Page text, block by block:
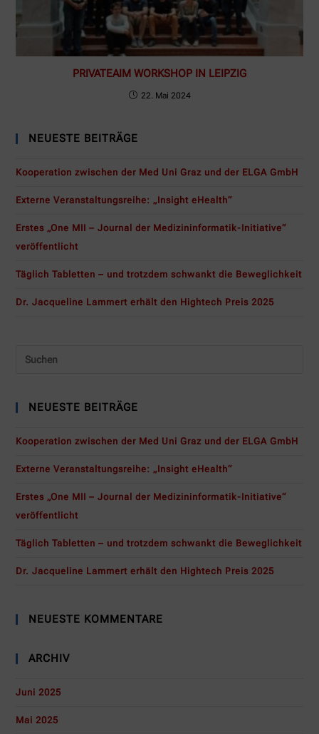
PRIVATEAIM WORKSHOP IN LEIPZIG
22. Mai 2024
NEUESTE BEITRÄGE
Kooperation zwischen der Med Uni Graz und der ELGA GmbH
Externe Veranstaltungsreihe: „Insight eHealth“
Erstes „One MII – Journal der Medizininformatik-Initiative“
veröffentlicht
Täglich Tabletten – und trotzdem schwankt die Beweglichkeit
Dr. Jacqueline Lammert erhält den Hightech Preis 2025
NEUESTE BEITRÄGE
Kooperation zwischen der Med Uni Graz und der ELGA GmbH
Externe Veranstaltungsreihe: „Insight eHealth“
Erstes „One MII – Journal der Medizininformatik-Initiative“
veröffentlicht
Täglich Tabletten – und trotzdem schwankt die Beweglichkeit
Dr. Jacqueline Lammert erhält den Hightech Preis 2025
NEUESTE KOMMENTARE
ARCHIV
Juni 2025
Mai 2025